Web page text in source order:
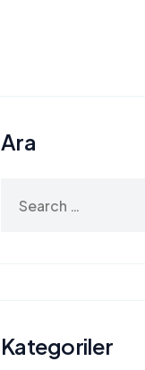
Ara
for:
Kategoriler